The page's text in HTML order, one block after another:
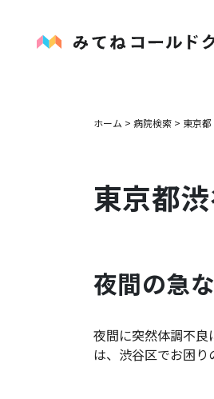
ホーム > 病院検索 > 東京都
東京都
夜間の急
夜間に突然体調不
は、 渋谷区でお困り